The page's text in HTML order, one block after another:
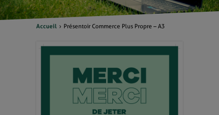
Accueil Présentoir Commerce Plus Propre – A3